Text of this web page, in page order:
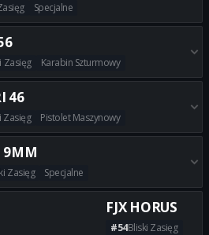
Specjalne
Zdobądź wszystkie najlepsze
Zasięg Karabin Szturmowy
Zdobądź wszystkie najlepsze
46
Zasięg Pistolet Maszynowy
Zdobądź wszystkie najlepsze
9MM
Zasięg Specjalne
Zdobądź wszystkie najlepsze
FJX HORUS
#54Bliski Zasięg